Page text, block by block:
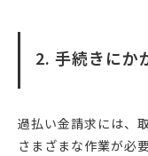
2. 手続きにか
過払い金請求には、
さまざまな作業が必